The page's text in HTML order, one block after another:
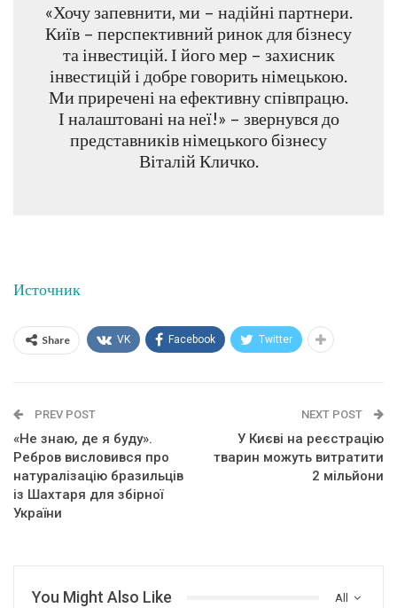
«Хочу запевнити, ми – надійні партнери.
Київ – перспективний ринок для бізнесу
та інвестицій. І його мер – захисник
інвестицій і добре говорить німецькою.
Ми приречені на ефективну співпрацю.
І налаштовані на неї!» – звернувся до
представників німецького бізнесу
Віталій Кличко.
Источник
Share VK Facebook Twitter
PREV POST
«Не знаю, де я буду».
Ребров висловився про
натуралізацію бразильців
із Шахтаря для збірної
України
NEXT POST
У Києві на реєстрацію
тварин можуть витратити
2 мільйони
All
You Might Also Like